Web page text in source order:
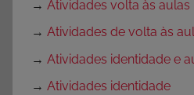
→ Atividades volta às
→ Atividades de volta às
→ Atividades identidade e
→ Atividades identidade